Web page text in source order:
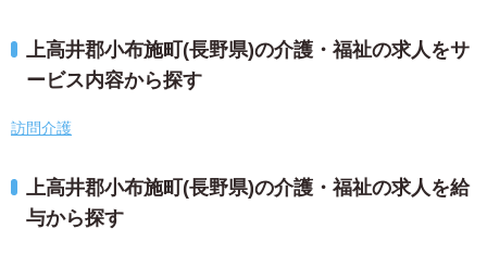
上高井郡小布施町(長野県)の介護・福祉の求人をサ
ービス内容から探す
訪問介護
上高井郡小布施町(長野県)の介護・福祉の求人を給
与から探す